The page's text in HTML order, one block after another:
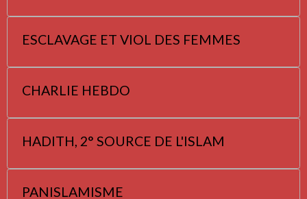
ESCLAVAGE ET VIOL DES FEMMES
CHARLIE HEBDO
HADITH, 2° SOURCE DE L'ISLAM
PANISLAMISME